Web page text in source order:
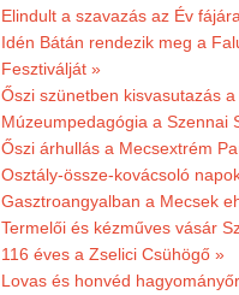
Elindult a szavazás az Év
Idén Bátán rendezik meg a
Fesztiválját »
Őszi szünetben kisvasutazás
Múzeumpedagógia a Szennai
Őszi árhullás a Mecsextrém
Osztály-össze-kovácsoló
Gasztroangyalban a Mecsek
Termelői és kézműves vásár
116 éves a Zselici Csühögő »
Lovas és honvéd